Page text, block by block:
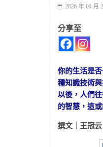
2026 年 04 月
分享至
你的生活是
種知識技術
以後，人們
的智慧，這
撰文｜王冠云